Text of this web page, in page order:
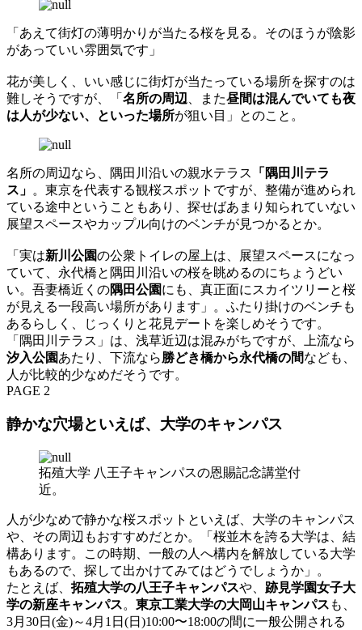
「あえて街灯の薄明かりが当たる桜を見る。そのほうが陰影
があっていい雰囲気です」
花が美しく、いい感じに街灯が当たっている場所を探すのは
難しそうですが、「 名所の周辺、また昼間は混んでいても夜
は人が少ない、といった場所が狙い目」とのこと。
名所の周辺なら、隅田川沿いの親水テラス
「隅田川テラ
ス」 。東京を代表する観桜スポットですが、整備が進められ
ている途中ということもあり、探せばあまり知られていない
展望スペースやカップル向けのベンチが見つかるとか。
「実は新川公園の公衆トイレの屋上は、展望スペースになっ
ていて、永代橋と隅田川沿いの桜を眺めるのにちょうどい
い。吾妻橋近くの隅田公園にも、真正面にスカイツリーと桜
が見える一段高い場所があります」。ふたり掛けのベンチも
あるらしく、じっくりと花見デートを楽しめそうです。
「隅田川テラス」は、浅草近辺は混みがちですが、上流なら
汐入公園あたり、下流なら勝どき橋から永代橋の間なども、
人が比較的少なめだそうです。
PAGE 2
静かな穴場といえば、大学のキャンパス
拓殖大学 八王子キャンパスの恩賜記念講堂付
近。
人が少なめで静かな桜スポットといえば、大学のキャンパス
や、その周辺もおすすめだとか。「桜並木を誇る大学は、結
構あります。この時期、一般の人へ構内を解放している大学
もあるので、探して出かけてみてはどうでしょうか」。
たとえば、 拓殖大学の八王子キャンパスや、 跡見学園女子大
学の新座キャンパス。 東京工業大学の大岡山キャンパス も、
3月30日(金)～4月1日(日)10:00〜18:00の間に一般公開される